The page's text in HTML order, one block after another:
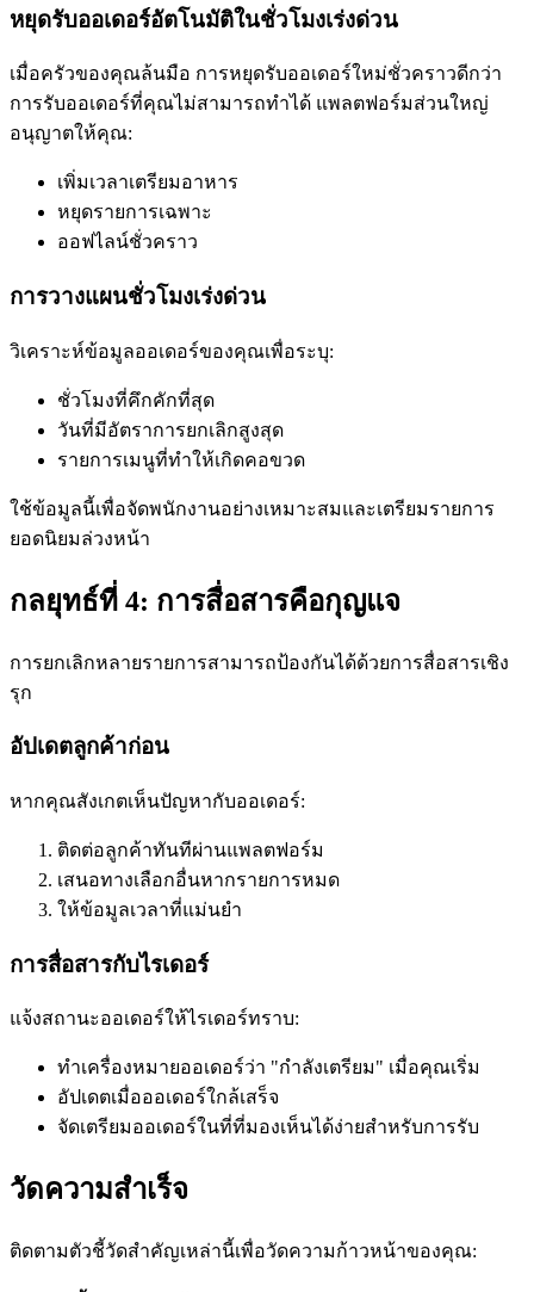
หยุดรับออเดอร์อัตโนมัติในชั่วโมงเร่งด่วน
เมื่อครัวของคุณล้นมือ การหยุดรับออเดอร์ใหม่ชั่วคราวดีกว่า
การรับออเดอร์ที่คุณไม่สามารถทำได้ แพลตฟอร์มส่วนใหญ่
อนุญาตให้คุณ:
เพิ่มเวลาเตรียมอาหาร
หยุดรายการเฉพาะ
ออฟไลน์ชั่วคราว
การวางแผนชั่วโมงเร่งด่วน
วิเคราะห์ข้อมูลออเดอร์ของคุณเพื่อระบุ:
ชั่วโมงที่คึกคักที่สุด
วันที่มีอัตราการยกเลิกสูงสุด
รายการเมนูที่ทำให้เกิดคอขวด
ใช้ข้อมูลนี้เพื่อจัดพนักงานอย่างเหมาะสมและเตรียมรายการ
ยอดนิยมล่วงหน้า
กลยุทธ์ที่ 4: การสื่อสารคือกุญแจ
การยกเลิกหลายรายการสามารถป้องกันได้ด้วยการสื่อสารเชิง
รุก
อัปเดตลูกค้าก่อน
หากคุณสังเกตเห็นปัญหากับออเดอร์:
ติดต่อลูกค้าทันทีผ่านแพลตฟอร์ม
เสนอทางเลือกอื่นหากรายการหมด
ให้ข้อมูลเวลาที่แม่นยำ
การสื่อสารกับไรเดอร์
แจ้งสถานะออเดอร์ให้ไรเดอร์ทราบ:
ทำเครื่องหมายออเดอร์ว่า "กำลังเตรียม" เมื่อคุณเริ่ม
อัปเดตเมื่อออเดอร์ใกล้เสร็จ
จัดเตรียมออเดอร์ในที่ที่มองเห็นได้ง่ายสำหรับการรับ
วัดความสำเร็จ
ติดตามตัวชี้วัดสำคัญเหล่านี้เพื่อวัดความก้าวหน้าของคุณ: